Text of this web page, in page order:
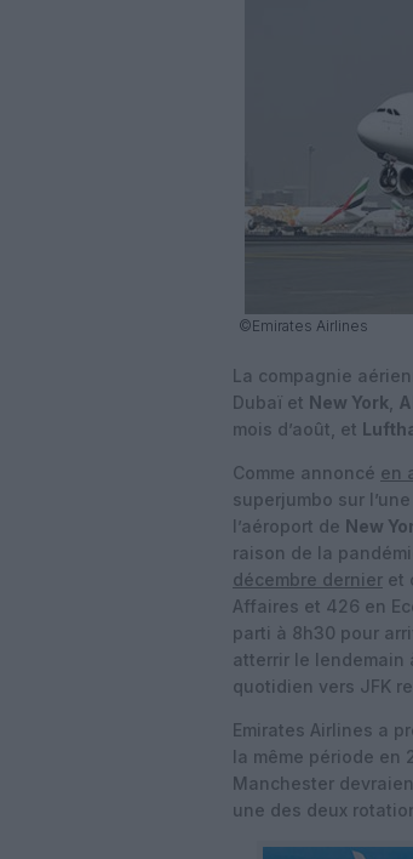
©Emirates Airlines
La compagnie
Dubaï et New York
mois d’août, et
Comme annoncé en
superjumbo sur
l’aéroport de New
raison de la
décembre dernier et
Affaires et 426 en
parti à 8h30 pour
atterrir le lendemain
quotidien vers JFK
Emirates Airlines a
la même période en
Manchester
une des deux